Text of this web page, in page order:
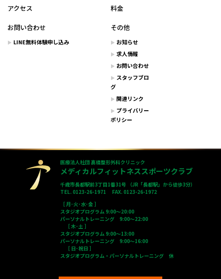
料金
アクセス
その他
お知らせ
求人情報
お問い合わせ
スタッフブロ
グ
関連リンク
プライバリー
ポリシー
お問い合わせ
LINE無料体験申し込み
医療法人社団 髙橋整形外科クリニック
メディカルフィットネススポーツクラブ
千歳市長都駅前3丁目1番31号 （JR「長都駅」から徒歩3分）
TEL. 0123-26-1971 FAX. 0123-26-1972
［ 月･火･水･金 ］
スタジオプログラム 9:00～20:00
パーソナルトレーニング 9:00～22:00
［ 木･土 ］
スタジオプログラム 9:00～13:00
パーソナルトレーニング 9:00～16:00
［ 日･祝日 ］
スタジオプログラム・パーソナルトレーニング 休